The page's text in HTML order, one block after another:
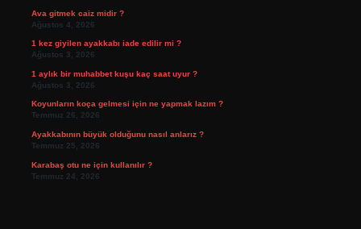
Ava gitmek caiz midir ?
Ağustos 4, 2026
1 kez giyilen ayakkabı iade edilir mi ?
Ağustos 3, 2026
1 aylık bir muhabbet kuşu kaç saat uyur ?
Ağustos 3, 2026
Koyunların koça gelmesi için ne yapmak lazım ?
Temmuz 26, 2026
Ayakkabının büyük olduğunu nasıl anlarız ?
Temmuz 25, 2026
Karabaş otu ne için kullanılır ?
Temmuz 24, 2026